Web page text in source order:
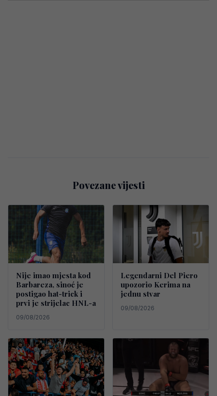
Povezane vijesti
Nije imao mjesta kod
Barbareza, sinoć je
postigao hat-trick i
prvi je strijelac HNL-a
09/08/2026
Legendarni Del Piero
upozorio Kerima na
jednu stvar
09/08/2026